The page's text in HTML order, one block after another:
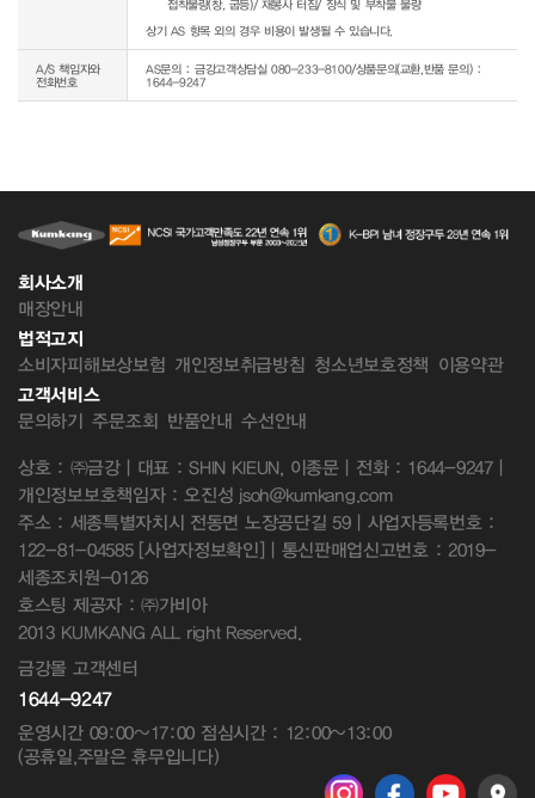
상기 AS 항목 외의 경우 비용이 발생될 수 있습니다.
A/S 책임자와
전화번호
AS문의 : 금강고객상담실 080-233-8100/상품문의(교환,반품 문의) :
1644-9247
회사소개
매장안내
법적고지
소비자피해보상보험 개인정보취급방침 청소년보호정책 이용약관
고객서비스
문의하기 주문조회 반품안내 수선안내
상호 : ㈜금강 | 대표 : SHIN KIEUN, 이종문 | 전화 : 1644-9247 |
개인정보보호책임자 : 오진성 jsoh@kumkang.com
주소 : 세종특별자치시 전동면 노장공단길 59 | 사업자등록번호 :
122-81-04585 [사업자정보확인] | 통신판매업신고번호 : 2019-
세종조치원-0126
호스팅 제공자 : ㈜가비아
2013 KUMKANG ALL right Reserved.
금강몰 고객센터
1644-9247
운영시간 09:00~17:00 점심시간 : 12:00~13:00
(공휴일,주말은 휴무입니다)